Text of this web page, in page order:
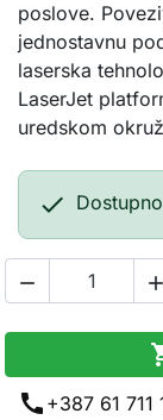
poslove.
jednostavnu
laserska
LaserJet
uredskom
 Dostupno
 
call +387 61 711